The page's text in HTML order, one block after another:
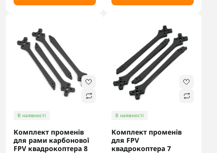
В наявності
Комплект променів
для рами карбонової
FPV квадрокоптера 8
В наявності
Комплект променів
для FPV
квадрокоптера 7